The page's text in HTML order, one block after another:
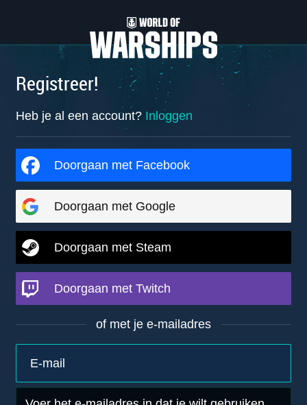
Registreer!
Heb je al een account? Inloggen
Doorgaan met Facebook
Doorgaan met Google
Doorgaan met Steam
Doorgaan met Twitch
of met je e-mailadres